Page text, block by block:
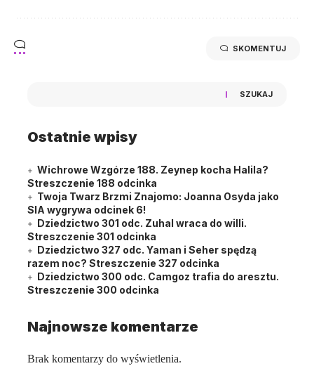
SKOMENTUJ
SZUKAJ
Ostatnie wpisy
Wichrowe Wzgórze 188. Zeynep kocha Halila?
Streszczenie 188 odcinka
Twoja Twarz Brzmi Znajomo: Joanna Osyda jako
SIA wygrywa odcinek 6!
Dziedzictwo 301 odc. Zuhal wraca do willi.
Streszczenie 301 odcinka
Dziedzictwo 327 odc. Yaman i Seher spędzą
razem noc? Streszczenie 327 odcinka
Dziedzictwo 300 odc. Camgoz trafia do aresztu.
Streszczenie 300 odcinka
Najnowsze komentarze
Brak komentarzy do wyświetlenia.